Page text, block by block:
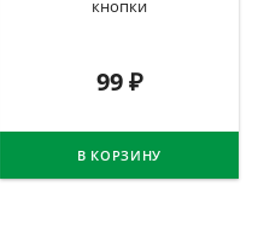
кнопки
99₽
В КОРЗИНУ